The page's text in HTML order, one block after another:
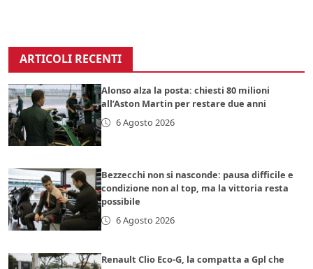
ARTICOLI RECENTI
Alonso alza la posta: chiesti 80 milioni
all’Aston Martin per restare due anni
6 Agosto 2026
Bezzecchi non si nasconde: pausa difficile e
condizione non al top, ma la vittoria resta
possibile
6 Agosto 2026
Renault Clio Eco-G, la compatta a Gpl che